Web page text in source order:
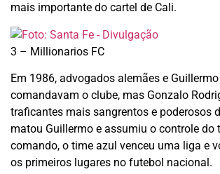
mais importante do cartel de Cali.
3 – Millionarios FC
Em 1986, advogados alemães e
comandavam o clube, mas Gonzalo
traficantes mais sangrentos e poderosos
matou Guillermo e assumiu o controle do
comando, o time azul venceu uma liga e
os primeiros lugares no futebol nacional.